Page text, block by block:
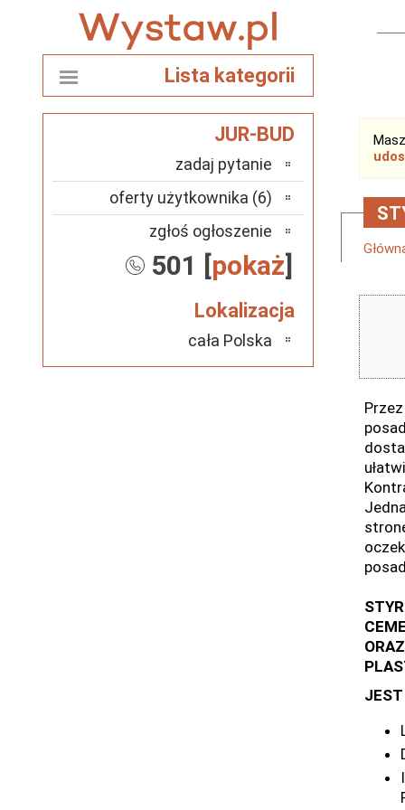
Lista kategorii
JUR-BUD
zadaj pytanie
oferty użytkownika (6)
zgłoś ogłoszenie
501 [pokaż]
Lokalizacja
cała Polska